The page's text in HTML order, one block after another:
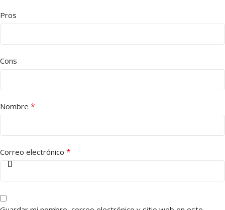
Pros
Cons
Nombre *
Correo electrónico *